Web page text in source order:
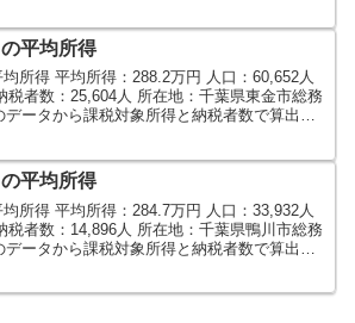
平均所得
所得 平均所得：288.2万円 人口：60,652人
税者数：25,604人 所在地：千葉県東金市総務
データから課税対象所得と納税者数で算出し
平均所得
所得 平均所得：284.7万円 人口：33,932人
税者数：14,896人 所在地：千葉県鴨川市総務
ータから課税対象所得と納税者数で算出し